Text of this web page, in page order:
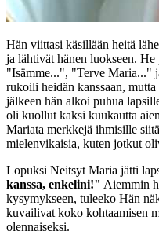
Hän viittasi käsillään heitä
ja lähtivät hänen luokseen.
"Isämme...", "Terve Maria..."
rukoili heidän kanssaan,
jälkeen hän alkoi puhua
oli kuollut kaksi kuukautta
Mariata merkkejä ihmisille
mielenvikaisia, kuten jotkut
Lopuksi Neitsyt Maria jätti
kanssa, enkelini!" Aiemmin
kysymykseen, tuleeko Hän
kuvailivat koko kohtaamisen
olennaiseksi.